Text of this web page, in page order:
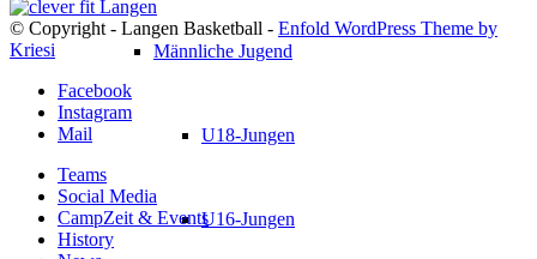
Männliche Jugend
U18-Jungen
U16-Jungen
© Copyright - Langen Basketball - Enfold WordPress Theme by
Kriesi
Facebook
Instagram
Mail
Teams
Social Media
CampZeit & Events
History